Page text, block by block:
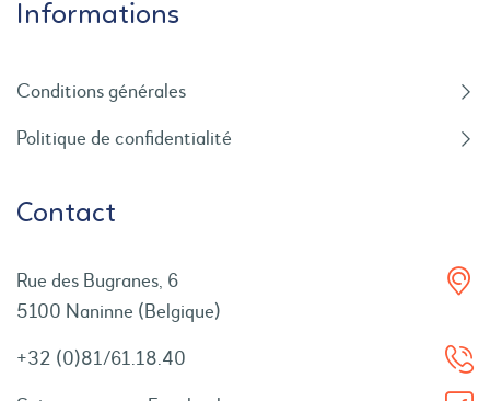
Informations
Conditions générales
Politique de confidentialité
Contact
Rue des Bugranes, 6
5100 Naninne (Belgique)
+32 (0)81/61.18.40